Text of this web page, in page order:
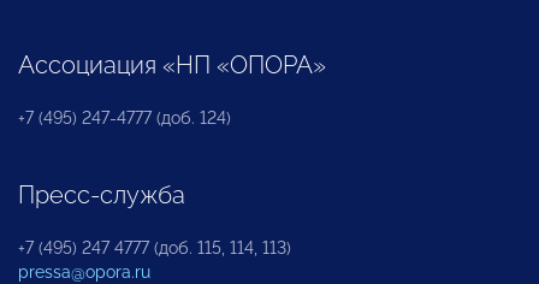
Ассоциация «НП «ОПОРА»
+7 (495) 247-4777 (доб. 124)
Пресс-служба
+7 (495) 247 4777 (доб. 115, 114, 113)
pressa@opora.ru